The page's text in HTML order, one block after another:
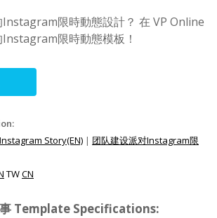
限時動態設計？ 在 VP Online
限時動態模板！
Story(EN) | 团队建设派对Instagram限
TWCN
Template Specifications: